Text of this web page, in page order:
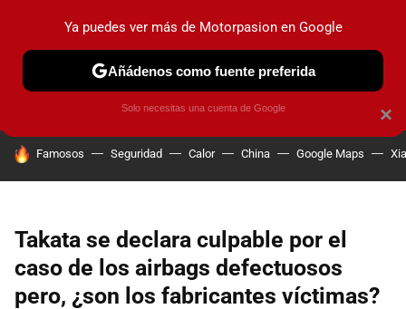
PRUEBAS COCHES ELÉCTRICOS OBSERVATORIO
HOY SE HABLA DE
Famosos Seguridad Calor China Google Maps
Takata se declara culpable por el
caso de los airbags defectuosos
pero, ¿son los fabricantes víctimas?
×
Ya puedes ver más de Motorpasion en Google
Añádenos como fuente preferida
Solo necesitas una cuenta de Google